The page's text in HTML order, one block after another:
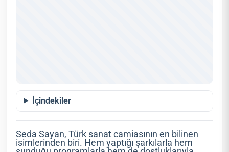
İçindekiler
Seda Sayan, Türk sanat camiasının en bilinen
isimlerinden biri. Hem yaptığı şarkılarla hem